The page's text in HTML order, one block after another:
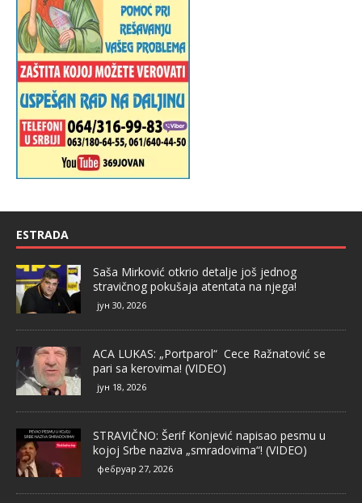
ESTRADA
Saša Mirković otkrio detalje još jednog
stravičnog pokušaja atentata na njega!
јун 30, 2026
ACA LUKAS: „Portparol“ Cece Ražnatović se
pari sa kerovima! (VIDEO)
јун 18, 2026
STRAVIČNO: Šerif Konjević napisao pesmu u
kojoj Srbe naziva „smradovima“! (VIDEO)
фебруар 27, 2026